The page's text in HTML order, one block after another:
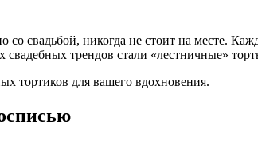
со свадьбой, никогда не стоит на месте.
свадебных трендов стали «лестничные»
тортиков для вашего вдохновения.